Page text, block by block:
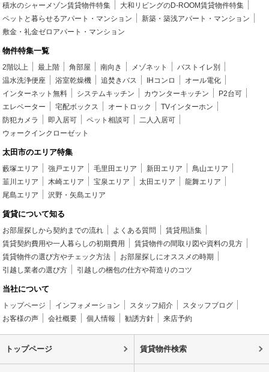
積水のシャーメゾン賃貸物件特集
大和リビングのD-ROOM賃貸物件特集
ペットと暮らせるアパート・マンション
新築・築浅アパート・マンション
敷金・礼金ゼロアパート・マンション
物件特集一覧
2階以上 最上階 角部屋 南向き メゾネット
バストイレ別
温水洗浄便座
浴室乾燥機 追焚きバス IHコンロ
オール電化
インターネット無料
システムキッチン カウンターキッチン
P2台可
エレベーター
宅配ボックス オートロック
TVインターホン
防犯カメラ
即入居可 ペット相談可
二人入居可
ウォークインクローゼット
太田市のエリア特集
藪塚エリア 強戸エリア 毛里田エリア 新田エリア
鳥山エリア
韮川エリア
木崎エリア 宝泉エリア 太田エリア
龍舞エリア
尾島エリア
沢野・矢島エリア
賃貸について知る
お部屋探しから契約までの流れ よくある質問
賃貸用語集
賃貸契約費用や一人暮らしの初期費用
賃貸物件の間取り図や資料の見方
賃貸物件の選び方やチェック方法
お部屋探しにオススメの時期
引越し業者の選び方
引越しの梱包の仕方や荷造りのコツ
当社について
トップページ インフォメーション スタッフ紹介
スタッフブログ
お客様の声
会社概要 個人情報 勧誘方針 来店予約
トップページ 賃貸物件検索